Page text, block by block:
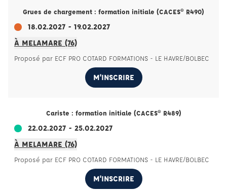
Grues de chargement : formation initiale (CACES® R490)
18.02.2027 - 19.02.2027
À MELAMARE (76)
Proposé par ECF PRO COTARD FORMATIONS - LE HAVRE/BOLBEC
M'INSCRIRE
Cariste : formation initiale (CACES® R489)
22.02.2027 - 25.02.2027
À MELAMARE (76)
Proposé par ECF PRO COTARD FORMATIONS - LE HAVRE/BOLBEC
M'INSCRIRE